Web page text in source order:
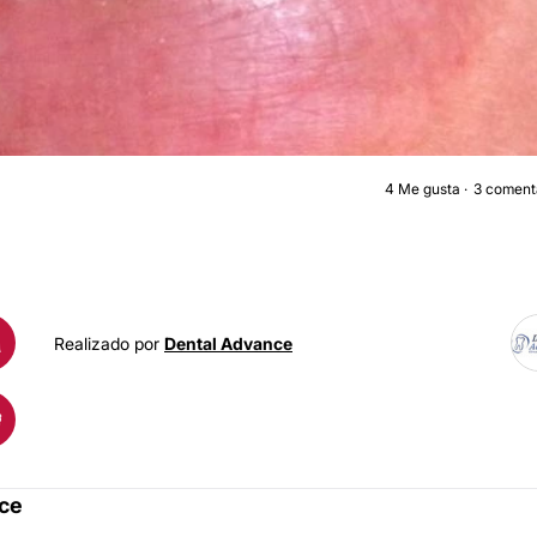
BLANQUEAMIENTO
4 Me gusta 3
Realizado por Dental Advance